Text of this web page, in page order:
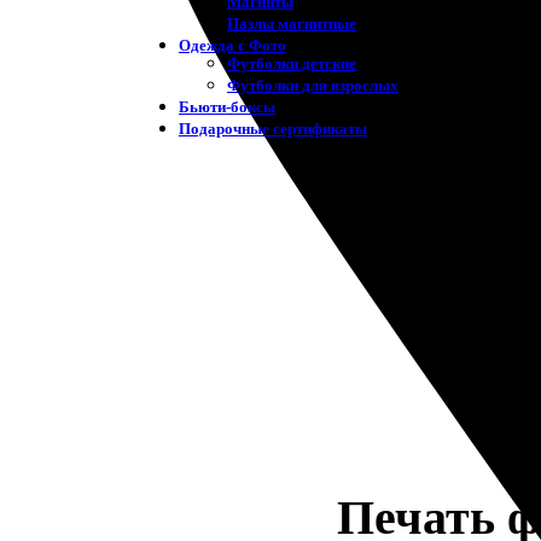
Пазлы магнитные
Одежда с Фото
Футболки детские
Футболки для взрослых
Бьюти-боксы
Подарочные сертификаты
Печать